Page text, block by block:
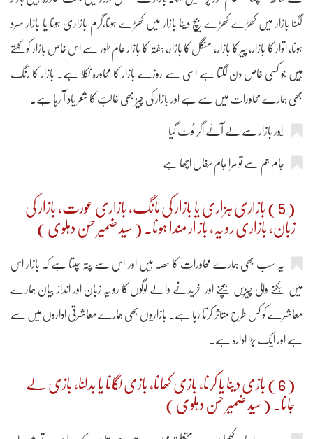
لگنا بازار میں کھڑے کھڑے بیچ دینا بازار میں کھڑے ہونا،گرم بازاری ہونا یا بازار سرد
ہونا، اتوار کا بازار، پیر کا بازار، منگل کا بازار، ہفتہ کا بازار عام طور سے اس خاص بازار کو کہتے
ہیں جو کسی خاص دن لگتا ہے اسی سے روزے بازار کا محاورہ نکلا ہے۔ بازار کا رنگ
بھی ہمارے محاورات میں سے ہے اور بازار کی چیز بھی غالبؔ کا شعر یاد آ رہا ہے۔
جام جم سے تو مِرا جام سِفال اچھا ہے
( 5 ) بازاری ہزاری یا بازار کی مانگ، بازاری عورت، بازار کی
زبان، بازاری رو یہ، باز ار مندا ہونا۔ ( سید ضمیر حسن دہلوی )
یہ سب بھی ہمارے محاورات کا حصہ ہیں اور اس سے پتہ چلتا ہے کہ بازار اس
میں بکنے والی چیزیں بیچنے اور خریدنے والے لوگوں کا رو یہ زبان اور انداز بیان ہمارے
معاشرے کو کس طرح متاثر کرتا رہا ہے۔ بازاریوں بھی ہمارے معاشرتی اداروں میں سے
ہے اور ایک بڑا ادارہ ہے۔
( 6 ) بازی دینا یا کرنا، بازی کھانا، بازی لگانا یا بدلنا، بازی لے
جانا۔ ( سید ضمیر حسن دہلوی )